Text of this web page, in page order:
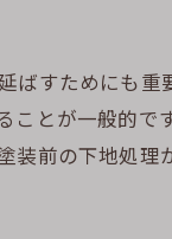
プロの点検の重
しさを保つため
美しさを保つた
持するためのク
すためにも
とが一般的
前の下地処